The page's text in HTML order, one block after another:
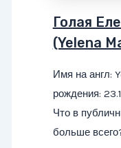
Голая
(Yelena
Имя на англ:
рождения:
Что в
больше